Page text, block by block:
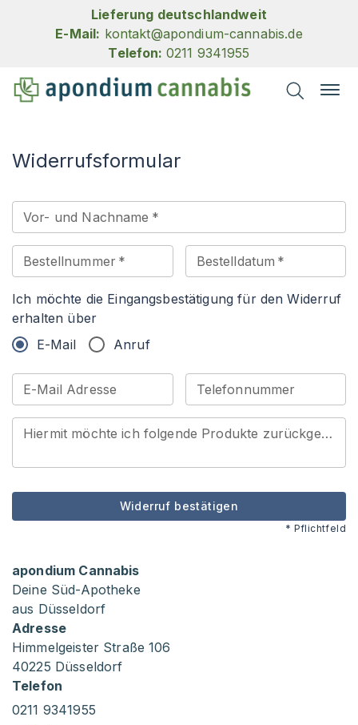
Lieferung deutschlandweit
E-Mail: kontakt@apondium-cannabis.de
Telefon: 0211 9341955
Widerrufsformular
Vor- und Nachname *
Bestellnummer * Bestelldatum *
Ich möchte die Eingangsbestätigung für den Widerruf
erhalten über
E-Mail
Anruf
E-Mail Adresse Telefonnummer
Hiermit möchte ich folgende Produkte zurückgeben
Widerruf bestätigen
* Pflichtfeld
apondium Cannabis
Deine Süd-Apotheke
aus Düsseldorf
Adresse
Himmelgeister Straße 106
40225 Düsseldorf
Telefon
0211 9341955